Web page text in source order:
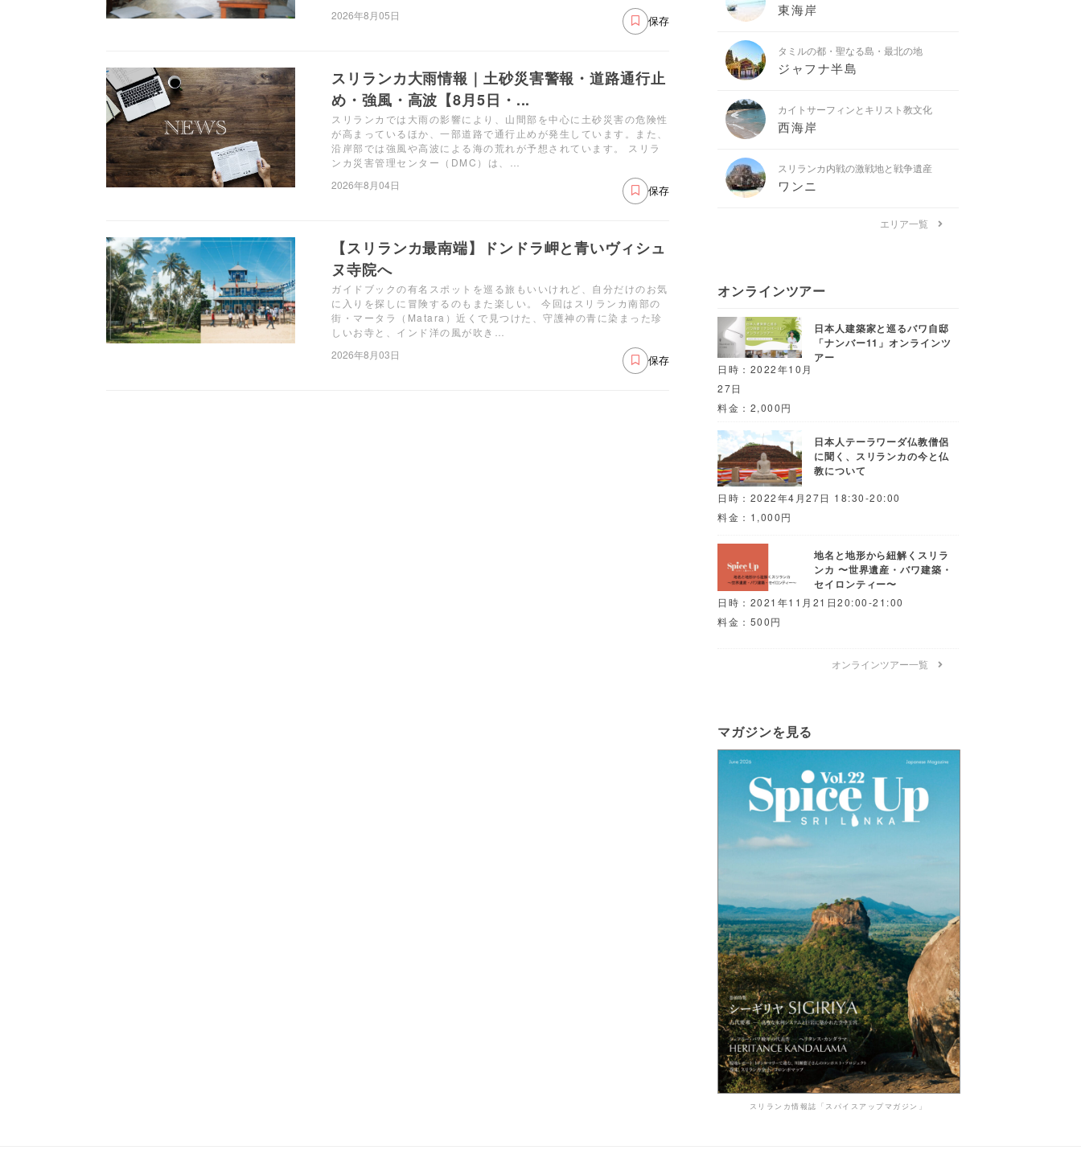
2026年8月05日
保存
スリランカ大雨情報｜土砂災害警報・道路通行止
め・強風・高波【8月5日・...
スリランカでは大雨の影響により、山間部を中心に土砂災害の危険性
が高まっているほか、一部道路で通行止めが発生しています。また、
沿岸部では強風や高波による海の荒れが予想されています。 スリラ
ンカ災害管理センター（DMC）は、…
2026年8月04日
保存
【スリランカ最南端】ドンドラ岬と青いヴィシュ
ヌ寺院へ
ガイドブックの有名スポットを巡る旅もいいけれど、自分だけのお気
に入りを探しに冒険するのもまた楽しい。 今回はスリランカ南部の
街・マータラ（Matara）近くで見つけた、守護神の青に染まった珍
しいお寺と、インド洋の風が吹き…
2026年8月03日
保存
東海岸
タミルの都・聖なる島・最北の地
ジャフナ半島
カイトサーフィンとキリスト教文化
西海岸
スリランカ内戦の激戦地と戦争遺産
ワンニ
エリア一覧
オンラインツアー
日本人建築家と巡るバワ自邸
「ナンバー11」オンラインツ
アー
日時：2022年10月
27日
料金：2,000円
日本人テーラワーダ仏教僧侶
に聞く、スリランカの今と仏
教について
日時：2022年4月27日 18:30-20:00
料金：1,000円
地名と地形から紐解くスリラ
ンカ 〜世界遺産・バワ建築・
セイロンティー〜
日時：2021年11月21日20:00-21:00
料金：500円
オンラインツアー一覧
マガジンを見る
スリランカ情報誌「スパイスアップマガジン」